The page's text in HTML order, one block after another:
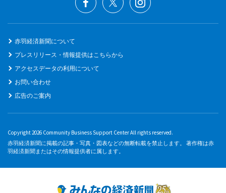
赤羽経済新聞について
プレスリリース・情報提供はこちらから
アクセスデータの利用について
お問い合わせ
広告のご案内
Copyright 2026 Community Business Support Center All rights reserved.
赤羽経済新聞に掲載の記事・写真・図表などの無断転載を禁止します。 著作権は赤
羽経済新聞またはその情報提供者に属します。